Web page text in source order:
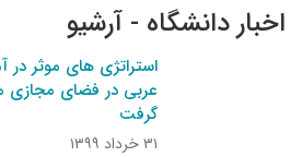
اخبار دانشگاه - آرشیو
استراتژی های موثر
عربی در فضای مجازی
گرفت
۳۱ خرداد ۱۳۹۹